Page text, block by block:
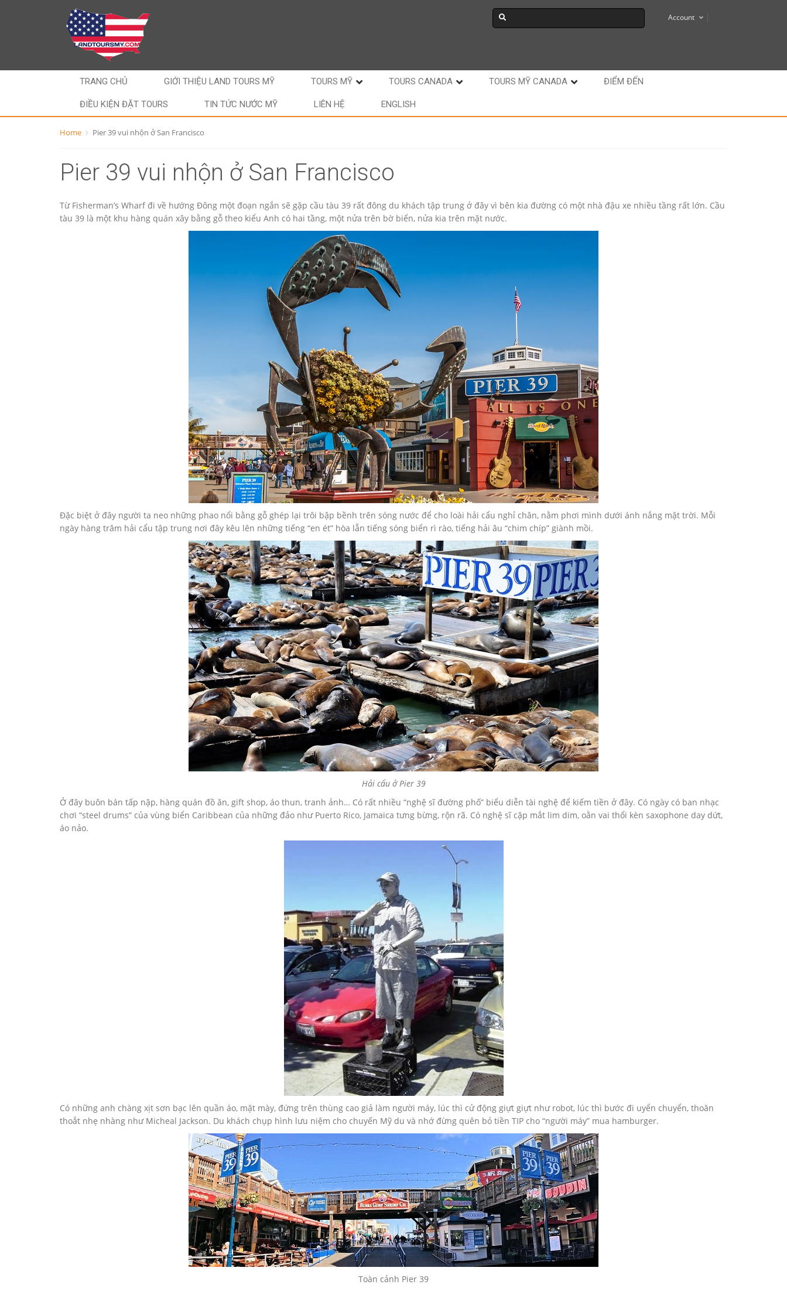
Account
TRANG CHỦ GIỚI THIỆU LAND TOURS MỸ TOURS MỸ TOURS CANADA TOURS MỸ CANADA ĐIỂM ĐẾN
ĐIỀU KIỆN ĐẶT TOURS TIN TỨC NƯỚC MỸ LIÊN HỆ ENGLISH
Home Pier 39 vui nhộn ở San Francisco
Pier 39 vui nhộn ở San Francisco
Từ Fisherman’s Wharf đi về hướng Ðông một đoạn ngắn sẽ gặp cầu tàu 39 rất đông du khách tập trung ở đây vì bên kia đường có một nhà đậu xe nhiều tầng rất lớn. Cầu
tàu 39 là một khu hàng quán xây bằng gỗ theo kiểu Anh có hai tầng, một nửa trên bờ biển, nửa kia trên mặt nước.
Ðặc biệt ở đây người ta neo những phao nổi bằng gỗ ghép lại trôi bập bềnh trên sóng nước để cho loài hải cẩu nghỉ chân, nằm phơi mình dưới ánh nắng mặt trời. Mỗi
ngày hàng trăm hải cẩu tập trung nơi đây kêu lên những tiếng “en ét” hòa lẫn tiếng sóng biển rì rào, tiếng hải âu “chim chíp” giành mồi.
Hải cẩu ở Pier 39
Ở đây buôn bán tấp nập, hàng quán đồ ăn, gift shop, áo thun, tranh ảnh… Có rất nhiều “nghệ sĩ đường phố” biểu diễn tài nghệ để kiếm tiền ở đây. Có ngày có ban nhạc
chơi “steel drums” của vùng biển Caribbean của những đảo như Puerto Rico, Jamaica tưng bừng, rộn rã. Có nghệ sĩ cặp mắt lim dim, oằn vai thổi kèn saxophone day dứt,
áo nảo.
Có những anh chàng xịt sơn bạc lên quần áo, mặt mày, đứng trên thùng cao giả làm người máy, lúc thì cử động giựt giựt như robot, lúc thì bước đi uyển chuyển, thoăn
thoắt nhẹ nhàng như Micheal Jackson. Du khách chụp hình lưu niệm cho chuyến Mỹ du và nhớ đừng quên bỏ tiền TIP cho “người máy” mua hamburger.
Toàn cảnh Pier 39